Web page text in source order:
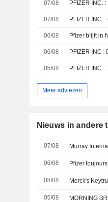
07/08 PFIZER INC.
07/08 PFIZER INC.
06/08 Pfizer blijft in
06/08 PFIZER INC :
05/08 PFIZER INC.
Meer adviezen
Nieuws in andere
07/08 Murray
06/08 Pfizer
05/08
05/08 MORNING